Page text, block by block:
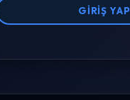
GIRIŞ YAP